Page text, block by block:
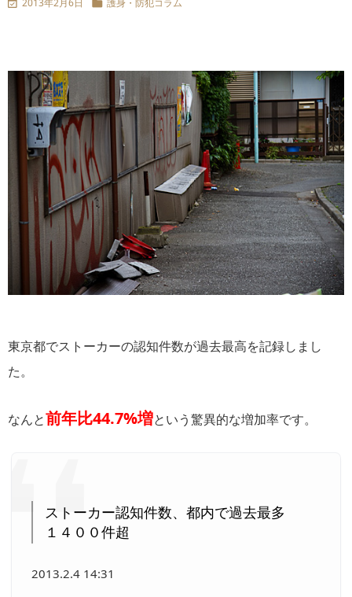
 2013年2月6日  護身・防犯コラム
東京都でストーカーの認知件数が過去最高を記録しまし
た。
なんと前年比44.7%増という驚異的な増加率です。
ストーカー認知件数、都内で過去最多
１４００件超
2013.2.4 14:31